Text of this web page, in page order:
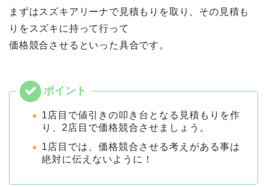
まずはスズキアリーナで見積もりを取り、その見積も
りをスズキに持って行って
価格競合させるといった具合です。
1店目で値引きの叩き台となる見積もりを作
り、2店目で価格競合させましょう。
1店目では、価格競合させる考えがある事は
絶対に伝えないように！